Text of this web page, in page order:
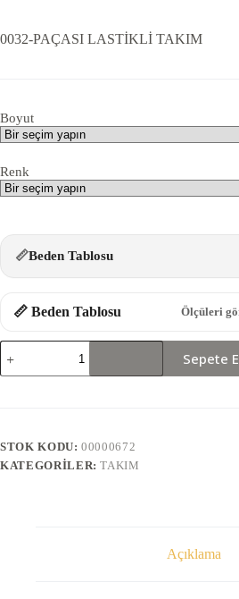
0032-PAÇASI LASTİKLİ TAKIM
Boyut
Renk
📏Beden Tablosu
📏 Beden Tablosu Ölçüleri
0032-
PAÇASI
LASTİKLİ
Sepete
STOK KODU:00000672
KATEGORILER:TAKIM
Açıklama